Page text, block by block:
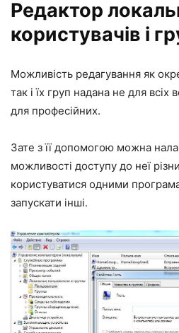
Редактор
користувачів і
Можливість редагування як
так і їх груп надана не для всіх
для професійних.
Зате з її допомогою можна
можливості доступу до неї
користуватися одними
запускати інші.